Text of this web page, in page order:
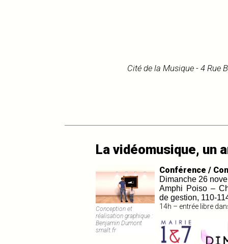
Cité de la Musique - 4 Rue
La vidéomusique, un
Conception et
réalisation graphique :
Benjamin Dumont
smalt.fr
Conférence /
Dimanche 26
Amphi Poiso –
de gestion, 110-
14h – entrée libre